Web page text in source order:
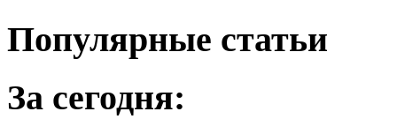
Популярные статьи
За сегодня: